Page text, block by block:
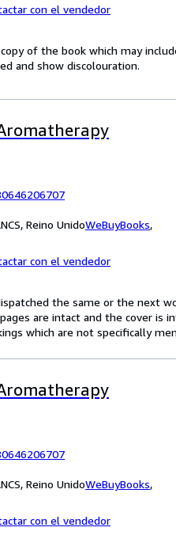
con el vendedor
copy of the book which may
and show discolouration.
Reino UnidoWeBuyBooks,
con el vendedor
the same or the next
are intact and the cover is
which are not specifically
Reino UnidoWeBuyBooks,
con el vendedor